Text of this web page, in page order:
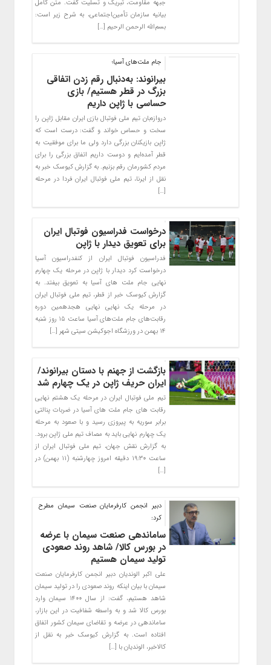
جبهه مقاومت، تبریک و تسلیت گفت. متن کامل
بیانیه سازمان تأمین‌اجتماعی، به شرح زیر است:
بسم‌الله الرحمن الرحیم […]
جام ملت‌های آسیا؛
بیرانوند: به‌دنبال رقم زدن اتفاقی
بزرگ در قطر هستیم/ بازی
حساسی با ژاپن داریم
دروازه‌بان تیم ملی فوتبال بازی ایران مقابل ژاپن را
سخت و حساس خواند و گفت: درست است که
ژاپن بازیکنان بزرگی دارد ولی ما برای موفقیت به
قطر آمده‌ایم و دوست داریم اتفاق بزرگی را برای
مردم کشورمان رقم بزنیم. به گزارش کیوسک خبر به
نقل از ایرنا، تیم ملی فوتبال ایران فردا در مرحله
[…]
درخواست فدراسیون فوتبال ایران
برای تعویق دیدار با ژاپن
فدراسیون فوتبال ایران از کنفدراسیون آسیا
درخواست کرد دیدار با ژاپن در مرحله یک چهارم
نهایی جام ملت های آسیا به تعویق بیفتد. به
گزارش کیوسک خبر از قطر، تیم ملی فوتبال ایران
در مرحله یک نهایی نهایی هجدهمین دوره
رقابت‌های جام ملت‌های آسیا ساعت ۱۵ روز شنبه
۱۴ بهمن در ورزشگاه اجوکیشن سیتی شهر […]
بازگشت از جهنم با دستان بیرانوند/
ایران حریف ژاپن در یک چهارم شد
تیم ملی فوتبال ایران در مرحله یک هشتم نهایی
رقابت های جام ملت های آسیا در ضربات پنالتی
برابر سوریه به پیروزی رسید و با صعود به مرحله
یک چهارم نهایی باید به مصاف تیم ملی ژاپن برود.
به گزارش نقش جهان، تیم ملی فوتبال ایران از
ساعت ۱۹:۳۰ دقیقه امروز چهارشنبه (۱۱ بهمن) در
[…]
دبیر انجمن کارفرمایان صنعت سیمان مطرح
کرد:
ساماندهی صنعت سیمان با عرضه
در بورس کالا/ شاهد روند صعودی
تولید سیمان هستیم
علی اکبر الوندیان دبیر انجمن کارفرمایان صنعت
سیمان با بیان اینکه روند صعودی را در تولید سیمان
شاهد هستیم، گفت: از سال ۱۴۰۰ سیمان وارد
بورس کالا شد و به واسطه شفافیت در این بازار،
ساماندهی در عرضه و تقاضای سیمان کشور اتفاق
افتاده است. به گزارش کیوسک خبر به نقل از
کالاخبر، الوندیان با […]